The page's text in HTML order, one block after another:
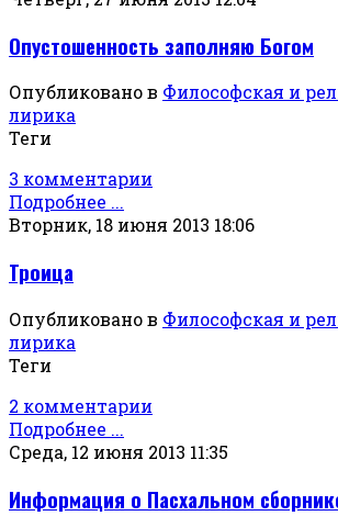
Опустошенность заполняю Богом
Опубликовано в Философская и
лирика
Теги
3 комментарии
Подробнее ...
Вторник, 18 июня 2013 18:06
Троица
Опубликовано в Философская и
лирика
Теги
2 комментарии
Подробнее ...
Среда, 12 июня 2013 11:35
Информация о Пасхальном